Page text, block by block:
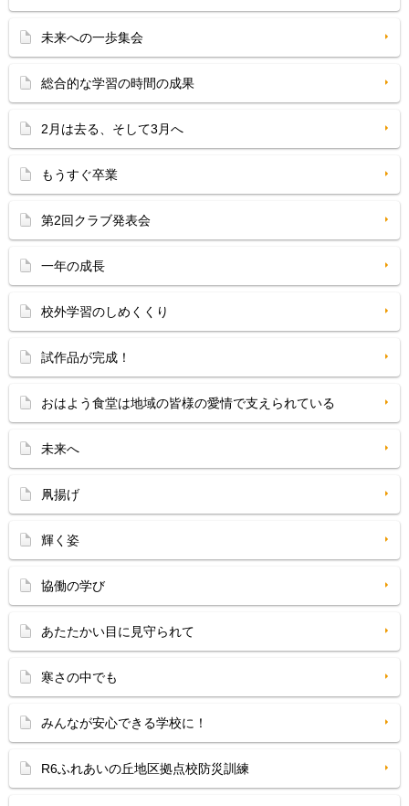
未来への一歩集会
総合的な学習の時間の成果
2月は去る、そして3月へ
もうすぐ卒業
第2回クラブ発表会
一年の成長
校外学習のしめくくり
試作品が完成！
おはよう食堂は地域の皆様の愛情で支えられている
未来へ
凧揚げ
輝く姿
協働の学び
あたたかい目に見守られて
寒さの中でも
みんなが安心できる学校に！
R6ふれあいの丘地区拠点校防災訓練